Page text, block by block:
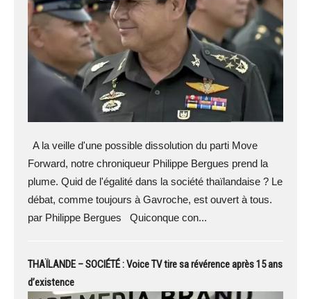
A la veille d'une possible dissolution du parti Move
Forward, notre chroniqueur Philippe Bergues prend la
plume. Quid de l'égalité dans la société thaïlandaise ? Le
débat, comme toujours à Gavroche, est ouvert à tous.
par Philippe Bergues Quiconque con...
THAÏLANDE – SOCIÉTÉ : Voice TV tire sa révérence après 15 ans
d’existence